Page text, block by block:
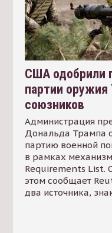
США одобрили
партии оружия
союзников
Администрация
Дональда Трампа
партию военной
в рамках
Requirements List.
этом сообщает
два источника,